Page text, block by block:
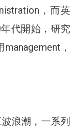
，而英
代開始，研究
，
浪潮，一系列